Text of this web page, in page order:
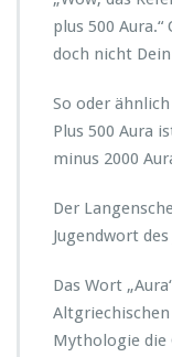
plus 500
doch nicht
So oder
Plus 500 Aura
minus 2000
Der
Jugendwort
Das Wort
Mythologie die